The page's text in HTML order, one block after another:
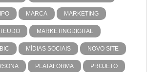
MARCA MARKETING
MARKETINGDIGITAL
MÍDIAS SOCIAIS NOVO SITE
PLATAFORMA PROJETO